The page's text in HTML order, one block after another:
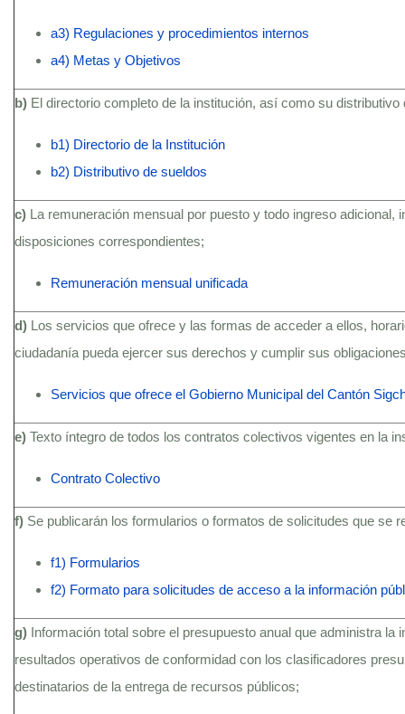
a3) Regulaciones y procedimientos internos
a4) Metas y Objetivos
b) El directorio completo de la institución, así como su distributivo
b1) Directorio de la Institución
b2) Distributivo de sueldos
c) La remuneración mensual por puesto y todo ingreso
disposiciones correspondientes;
Remuneración mensual unificada
d) Los servicios que ofrece y las formas de acceder a ellos,
ciudadanía pueda ejercer sus derechos y cumplir sus
Servicios que ofrece el Gobierno Municipal del Cantón
e) Texto íntegro de todos los contratos colectivos vigentes en la
Contrato Colectivo
f) Se publicarán los formularios o formatos de solicitudes que se
f1) Formularios
f2) Formato para solicitudes de acceso a la información
g) Información total sobre el presupuesto anual que administra
resultados operativos de conformidad con los clasificadores
destinatarios de la entrega de recursos públicos;